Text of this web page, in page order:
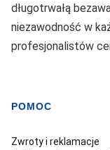
długotrwałą
niezawodność w
profesjonalistów
Linki w stopce
POMOC
Zwroty i reklamacje